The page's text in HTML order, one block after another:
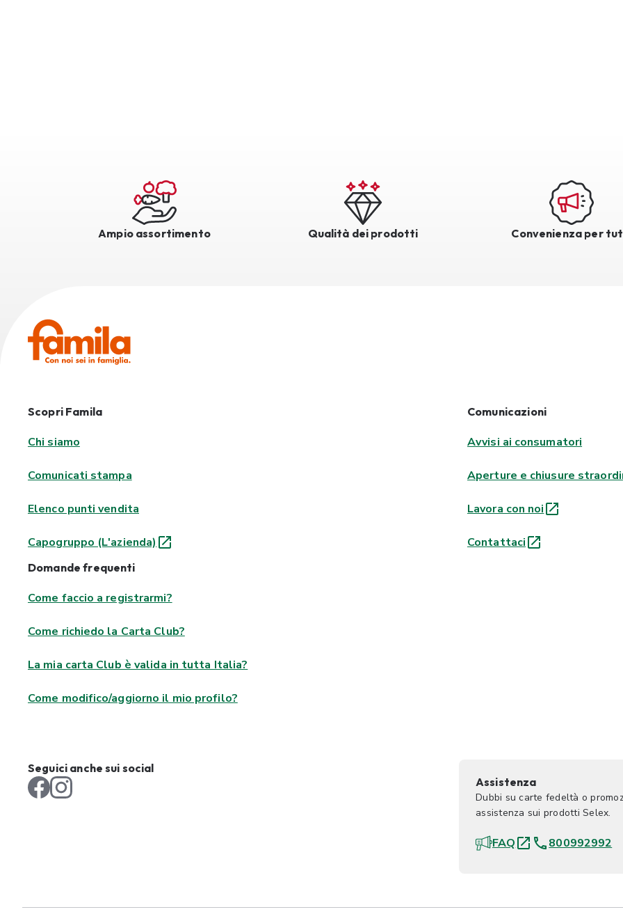
Ampio assortimento Qualità dei prodotti Convenienza per
Scopri Famila
Chi siamo
Comunicati stampa
Elenco punti vendita
Capogruppo (L'azienda)
Comunicazioni
Avvisi ai consumatori
Aperture e chiusure
Lavora con noi
Contattaci
Domande frequenti
Come faccio a registrarmi?
Come richiedo la Carta Club?
La mia carta Club è valida in tutta Italia?
Come modifico/aggiorno il mio profilo?
Seguici anche sui social
Assistenza
Dubbi su carte fedeltà o
assistenza sui prodotti Selex.
FAQ 800992992